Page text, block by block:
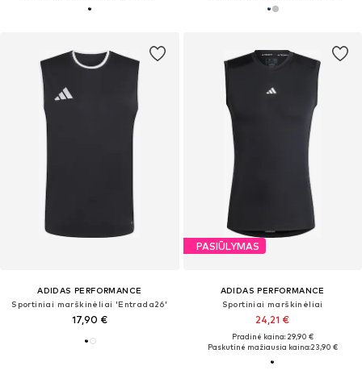
ADIDAS PERFORMANCE
Sportiniai marškinėliai 'Entrada26'
17,90 €
PASIŪLYMAS
ADIDAS PERFORMANCE
Sportiniai marškinėliai
24,21 €
Pradinė kaina: 29,90 €
Paskutinė mažiausia kaina:23,90 €